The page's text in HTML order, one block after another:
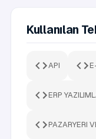
Kullanılan
API
ERP
PAZARYERI